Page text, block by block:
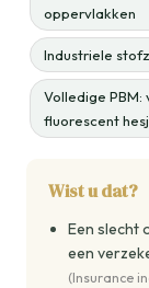
oppervlakken
Industriele
Volledige PBM:
fluorescent
Wist u dat?
Een slecht
een
(Insurance